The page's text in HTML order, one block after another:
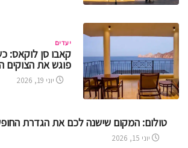
יעדים
קאבו סן לוקאס:
פוגש את הצוקים
יוני 19, 2026
טולום: המקום שישנה לכם את הגדרת
יוני 15, 2026